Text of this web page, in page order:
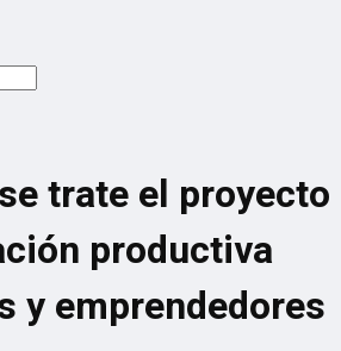
trate el proyecto
productiva
y emprendedores